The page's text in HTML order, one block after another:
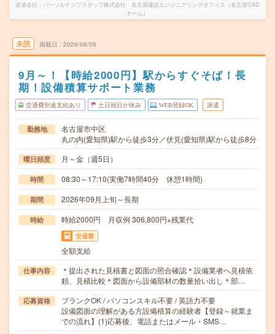
派遣会社
パーソルテンプスタッフ株式会社 名古屋建設エンジニアリングオフィス（名古屋CAD
チーム）
未読 掲載日 2026/08/06
9月～！【時給2000円】駅からすぐそば！長
期！設備積算サポート業務
交通費別途支給あり 土日祝日が休み WEB登録OK 派遣
勤務地
名古屋市中区
丸の内(愛知県)駅から徒歩3分／伏見(愛知県)駅から徒歩8分
曜日頻度 月～金（週5日）
時間 08:30～17:10(実働7時間40分 休憩1時間)
期間 2026年09月上旬～長期
時給 時給2000円 月収例 306,800円+残業代
交通費
全額支給
仕事内容
＊提出された見積書と図面の照合確認＊設備業者へ見積依
頼、見積比較＊図面から設備部材の数量拾い出し＊部…
応募資格
ブランクOK / パソコンスキル不要 / 英語力不要
設備図面の理解がある方設備積算の経験者【登録～就業ま
での流れ】(1)応募後、電話またはメール・SMS…